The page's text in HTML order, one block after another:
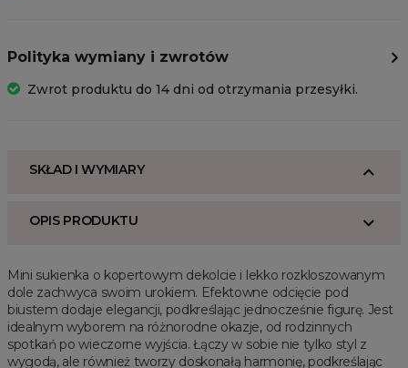
Polityka wymiany i zwrotów
Zwrot produktu do 14 dni od otrzymania przesyłki.
SKŁAD I WYMIARY
OPIS PRODUKTU
Mini sukienka o kopertowym dekolcie i lekko rozkloszowanym
dole zachwyca swoim urokiem. Efektowne odcięcie pod
biustem dodaje elegancji, podkreślając jednocześnie figurę. Jest
idealnym wyborem na różnorodne okazje, od rodzinnych
spotkań po wieczorne wyjścia. Łączy w sobie nie tylko styl z
wygodą, ale również tworzy doskonałą harmonię, podkreślając